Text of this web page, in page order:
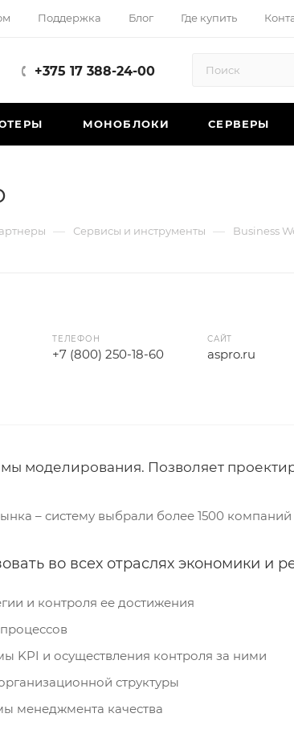
Поддержка Блог Где купить
+375 17 388-24-00
МОНОБЛОКИ СЕРВЕРЫ
— Сервисы и инструменты — Business
ТЕЛЕФОН
+7 (800) 250-18-60
САЙТ
aspro.ru
моделирования. Позволяет
– систему выбрали более 1500
во всех отраслях экономики и
и контроля ее достижения
KPI и осуществления контроля за ними
структуры
менеджмента качества